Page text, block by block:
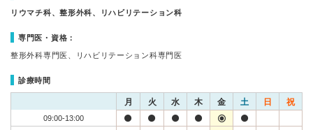
リウマチ科、整形外科、リハビリテーション科
専門医・資格：
整形外科専門医、リハビリテーション科専門医
診療時間
月 火 水 木 金 土 日 祝
09:00-13:00